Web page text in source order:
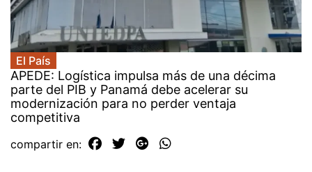
El País
APEDE: Logística impulsa más de una décima
parte del PIB y Panamá debe acelerar su
modernización para no perder ventaja
competitiva
compartir en: